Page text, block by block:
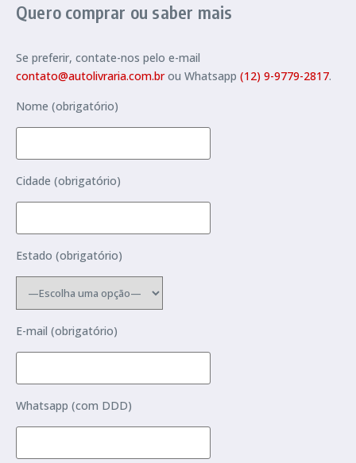
Quero comprar ou saber mais
Se preferir, contate-nos pelo e-mail
contato@autolivraria.com.brou Whatsapp (12) 9-9779-2817.
Nome (obrigatório)
Cidade (obrigatório)
Estado (obrigatório)
E-mail (obrigatório)
Whatsapp (com DDD)